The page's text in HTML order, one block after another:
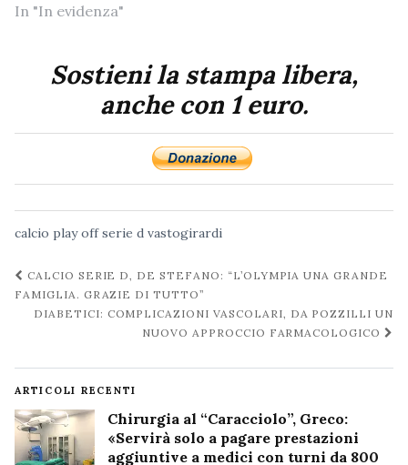
In "In evidenza"
Sostieni la stampa libera,
anche con 1 euro.
calcio play off serie d vastogirardi
Navigazione
post
CALCIO SERIE D, DE STEFANO: “L’OLYMPIA UNA GRANDE
FAMIGLIA. GRAZIE DI TUTTO”
DIABETICI: COMPLICAZIONI VASCOLARI, DA POZZILLI UN
NUOVO APPROCCIO FARMACOLOGICO
ARTICOLI RECENTI
Chirurgia al “Caracciolo”, Greco:
«Servirà solo a pagare prestazioni
aggiuntive a medici con turni da 800